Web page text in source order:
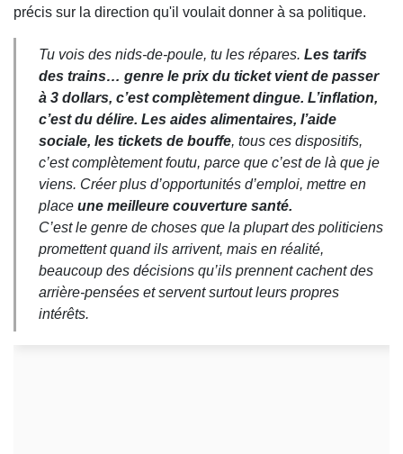
précis sur la direction qu'il voulait donner à sa politique.
Tu vois des nids-de-poule, tu les répares. Les tarifs
des trains… genre le prix du ticket vient de passer
à 3 dollars, c’est complètement dingue. L’inflation,
c’est du délire. Les aides alimentaires, l’aide
sociale, les tickets de bouffe, tous ces dispositifs,
c’est complètement foutu, parce que c’est de là que je
viens. Créer plus d’opportunités d’emploi, mettre en
place une meilleure couverture santé.
C’est le genre de choses que la plupart des politiciens
promettent quand ils arrivent, mais en réalité,
beaucoup des décisions qu’ils prennent cachent des
arrière-pensées et servent surtout leurs propres
intérêts.